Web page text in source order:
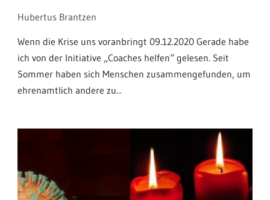
Hubertus Brantzen
Wenn die Krise uns voranbringt 09.12.2020 Gerade habe
ich von der Initiative „Coaches helfen“ gelesen. Seit
Sommer haben sich Menschen zusammengefunden, um
ehrenamtlich andere zu...